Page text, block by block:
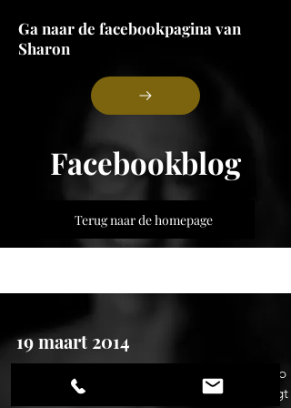
Ga naar de facebookpagina van
Sharon
Facebookblog
Terug naar de homepage
19 maart 2014
Je bent jong, energiek, hebt een leuke groep
vrienden en doet de opleiding die jou brengt